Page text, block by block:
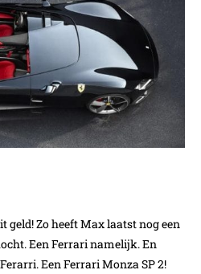
geld! Zo heeft Max laatst nog een
Een Ferrari namelijk. En
Een Ferrari Monza SP 2!